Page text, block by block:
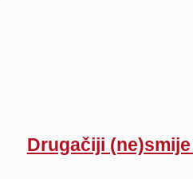
Drugačiji